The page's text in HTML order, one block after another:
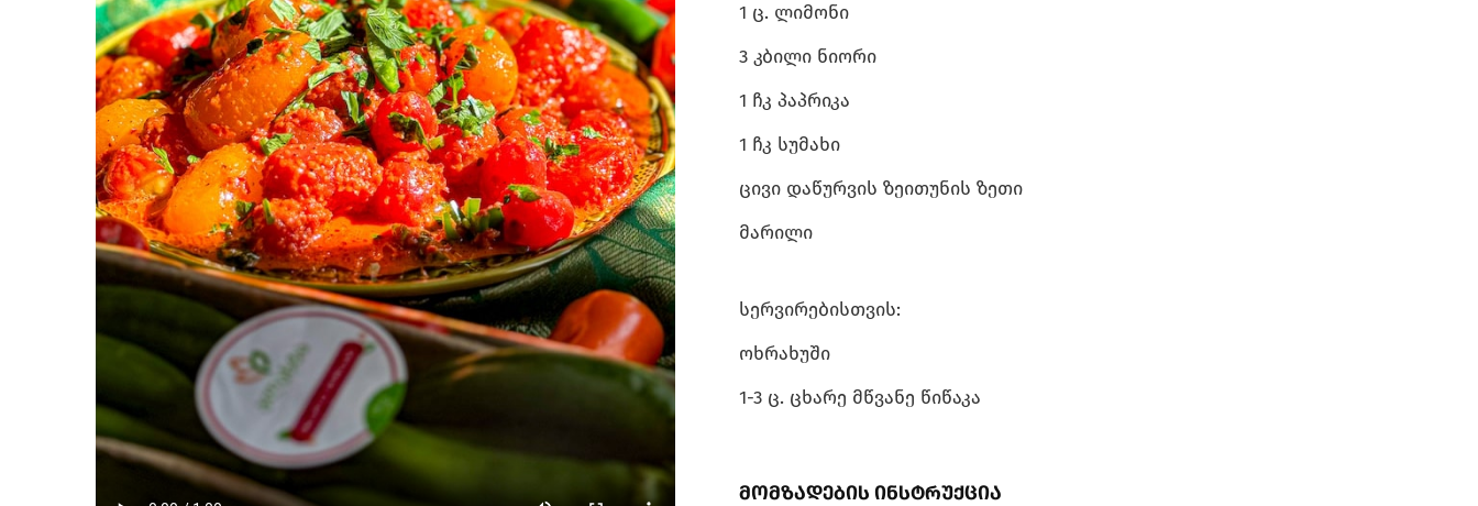
1 ც. ლიმონი
3 კბილი ნიორი
1 ჩკ პაპრიკა
1 ჩკ სუმახი
ცივი დაწურვის ზეითუნის ზეთი
მარილი
სერვირებისთვის:
ოხრახუში
1-3 ც. ცხარე მწვანე წიწაკა
მომზადების ინსტრუქცია